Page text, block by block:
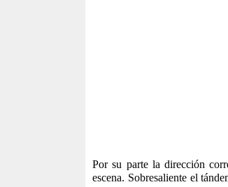
Por su parte la dirección
escena. Sobresaliente el